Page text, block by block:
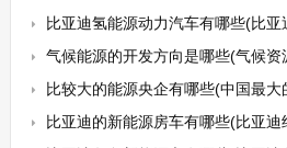
比亚迪氢能源动力汽车有哪些(比亚
气候能源的开发方向是哪些(气候资源开发
比较大的能源央企有哪些(中国最大
比亚迪的新能源房车有哪些(比亚迪